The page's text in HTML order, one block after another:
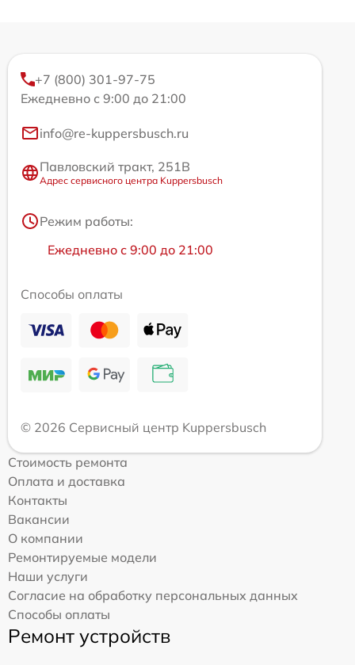
+7 (800) 301-97-75
Ежедневно с 9:00 до 21:00
info@re-kuppersbusch.ru
Павловский тракт, 251В
Адрес сервисного центра Kuppersbusch
Режим работы:
Ежедневно с 9:00 до 21:00
Способы оплаты
© 2026 Сервисный центр Kuppersbusch
Стоимость ремонта
Оплата и доставка
Контакты
Вакансии
О компании
Ремонтируемые модели
Наши услуги
Согласие на обработку персональных данных
Способы оплаты
Ремонт устройств